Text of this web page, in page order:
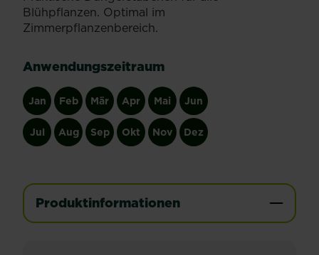
Blühpflanzen. Optimal im
Zimmerpflanzenbereich.
Anwendungszeitraum
Jan Feb Mär Apr Mai Jun
Jul Aug Sep Okt Nov Dez
Produktinformationen